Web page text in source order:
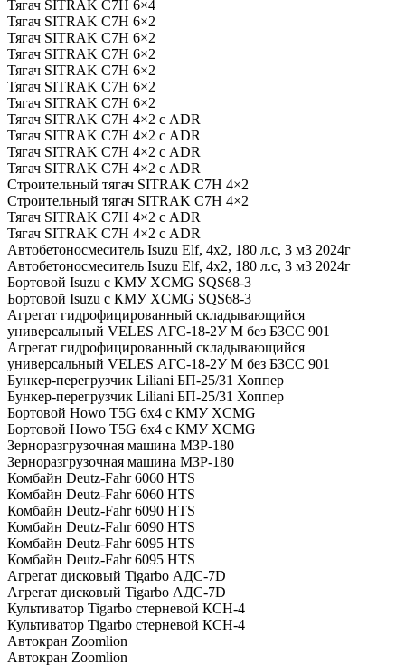
Тягач SITRAK C7H 6×4
Тягач SITRAK C7H 6×2
Тягач SITRAK C7H 6×2
Тягач SITRAK C7H 6×2
Тягач SITRAK C7H 6×2
Тягач SITRAK C7H 6×2
Тягач SITRAK C7H 6×2
Тягач SITRAK C7H 4×2 с ADR
Тягач SITRAK C7H 4×2 с ADR
Тягач SITRAK C7H 4×2 с ADR
Тягач SITRAK C7H 4×2 с ADR
Строительный тягач SITRAK C7H 4×2
Строительный тягач SITRAK C7H 4×2
Тягач SITRAK C7H 4×2 с ADR
Тягач SITRAK C7H 4×2 с ADR
Автобетоносмеситель Isuzu Elf, 4х2, 180 л.с, 3 м3 2024г
Автобетоносмеситель Isuzu Elf, 4х2, 180 л.с, 3 м3 2024г
Бортовой Isuzu с КМУ XCMG SQS68-3
Бортовой Isuzu с КМУ XCMG SQS68-3
Агрегат гидрофицированный складывающийся
универсальный VELES АГС-18-2У М без БЗСС 901
Агрегат гидрофицированный складывающийся
универсальный VELES АГС-18-2У М без БЗСС 901
Бункер-перегрузчик Liliani БП-25/31 Хоппер
Бункер-перегрузчик Liliani БП-25/31 Хоппер
Бортовой Howo T5G 6х4 c КМУ XCMG
Бортовой Howo T5G 6х4 c КМУ XCMG
Зерноразгрузочная машина МЗР-180
Зерноразгрузочная машина МЗР-180
Комбайн Deutz-Fahr 6060 HTS
Комбайн Deutz-Fahr 6060 HTS
Комбайн Deutz-Fahr 6090 HTS
Комбайн Deutz-Fahr 6090 HTS
Комбайн Deutz-Fahr 6095 HTS
Комбайн Deutz-Fahr 6095 HTS
Агрегат дисковый Tigarbo АДС-7D
Агрегат дисковый Tigarbo АДС-7D
Культиватор Tigarbo стерневой КСН-4
Культиватор Tigarbo стерневой КСН-4
Автокран Zoomlion
Автокран Zoomlion